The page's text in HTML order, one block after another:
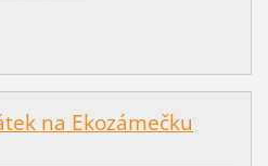
na Ekozámečku